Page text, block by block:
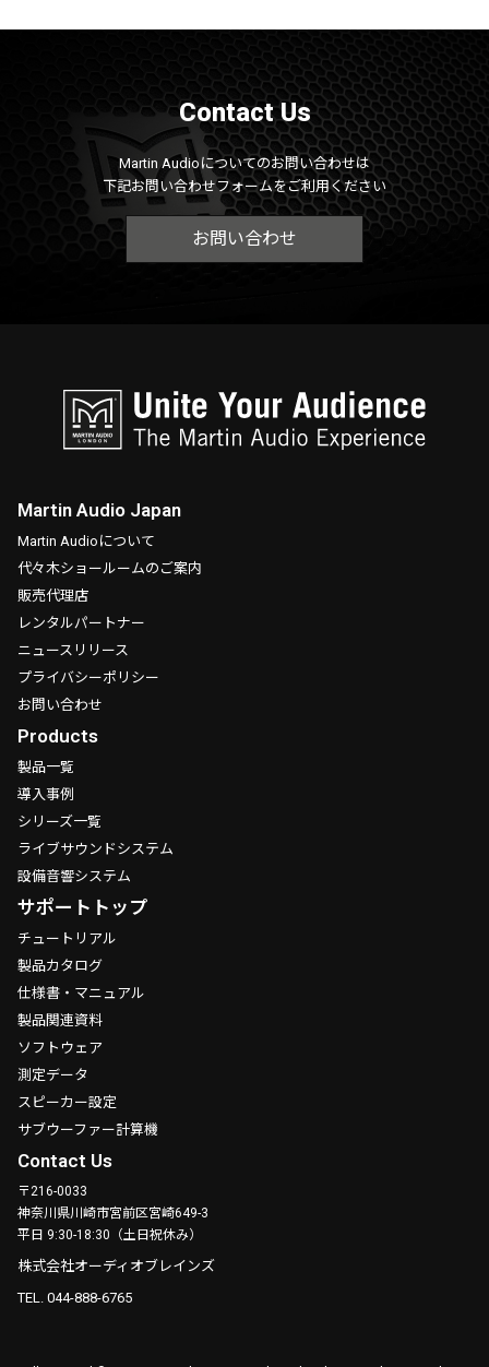
Contact Us
Martin Audioについてのお問い合わせは
下記お問い合わせフォームをご利用ください
お問い合わせ
Martin Audio Japan
Martin Audioについて
代々木ショールームのご案内
販売代理店
レンタルパートナー
ニュースリリース
プライバシーポリシー
お問い合わせ
Products
製品一覧
導入事例
シリーズ一覧
ライブサウンドシステム
設備音響システム
サポートトップ
チュートリアル
製品カタログ
仕様書・マニュアル
製品関連資料
ソフトウェア
測定データ
スピーカー設定
サブウーファー計算機
Contact Us
〒216-0033
神奈川県川崎市宮前区宮崎649-3
平日 9:30-18:30（土日祝休み）
株式会社オーディオブレインズ
TEL. 044-888-6765